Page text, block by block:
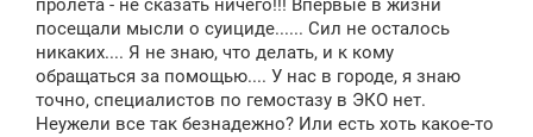
пролета - не сказать ничего!!! Впервые в жизни
посещали мысли о суициде...... Сил не осталось
никаких.... Я не знаю, что делать, и к кому
обращаться за помощью.... У нас в городе, я знаю
точно, специалистов по гемостазу в ЭКО нет.
Неужели все так безнадежно? Или есть хоть какое-то